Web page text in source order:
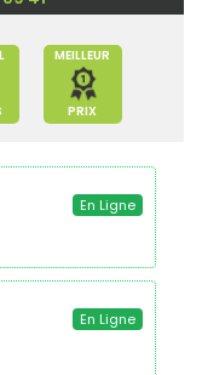
MEILLEUR
PRIX
En Ligne
En Ligne